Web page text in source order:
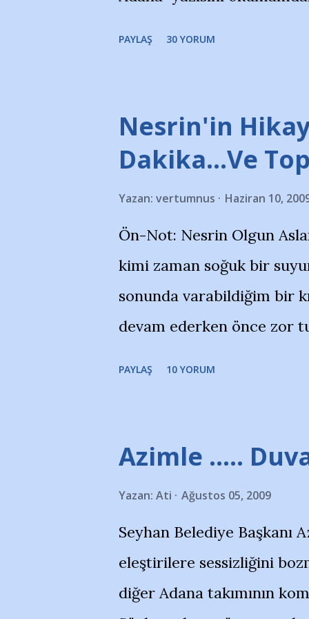
stadı önünde yaklaşık
takımlarının Futbol
görmek istemediklerini bir
bildiriyordu.. Bu grup
''Açık ve net olarak
yanısıra, bu takımlara ait
Bursa Büyükşehir
merkezlerini de
PAYLAŞ 30 YORUM
Nesrin'in
Dakika…Ve
Yazan: vertumnus Haziran 10,
Ön-Not: Nesrin Olgun
kimi zaman soğuk bir
sonunda varabildiğim bir
devam ederken önce zor
Temsilcisi Faruk Zapçı’nın
Hikayesi’ne başlıyorum…
kenarında 7 yaşında kara
içinde Adana Demirspor
çoğunlukta. Küçük kız
PAYLAŞ 10 YORUM
Azimle .....
Yazan: Ati Ağustos 05, 2009
Seyhan Belediye Başkanı
eleştirilere sessizliğini
diğer Adana takımının